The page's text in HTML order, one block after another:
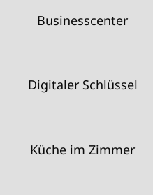
Business­center
Digitaler Schlüssel
Küche im Zimmer